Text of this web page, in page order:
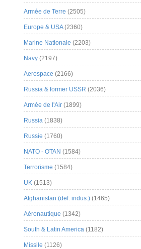
Armée de Terre (2505)
Europe & USA(2360)
Marine Nationale (2203)
Navy (2197)
Aerospace (2166)
Russia & former USSR (2036)
Armée de l'Air (1899)
Russia (1838)
Russie (1760)
NATO - OTAN (1584)
Terrorisme (1584)
UK (1513)
Afghanistan (def. indus.) (1465)
Aéronautique (1342)
South & Latin America (1182)
Missile (1126)